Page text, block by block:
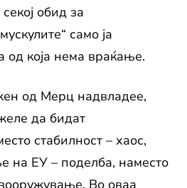
обид за
само ја
од која нема враќање.
од Мерц надвладее,
да бидат
стабилност – хаос,
на ЕУ – поделба, наместо
Во оваа